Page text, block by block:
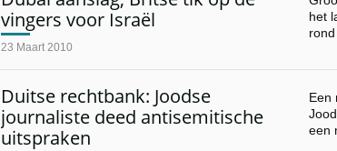
vingers voor Israël
23 Maart 2010
het
Duitse rechtbank: Joodse
journaliste deed antisemitische
uitspraken
Een
een